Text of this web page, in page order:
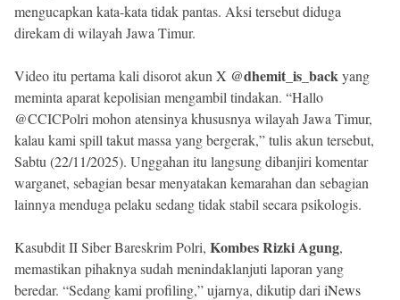
mengucapkan kata-kata tidak pantas. Aksi tersebut diduga
direkam di wilayah Jawa Timur.
Video itu pertama kali disorot akun X @dhemit_is_backyang
meminta aparat kepolisian mengambil tindakan. “Hallo
@CCICPolri mohon atensinya khususnya wilayah Jawa Timur,
kalau kami spill takut massa yang bergerak,” tulis akun tersebut,
Sabtu (22/11/2025). Unggahan itu langsung dibanjiri komentar
warganet, sebagian besar menyatakan kemarahan dan sebagian
lainnya menduga pelaku sedang tidak stabil secara psikologis.
Kasubdit II Siber Bareskrim Polri, Kombes Rizki Agung,
memastikan pihaknya sudah menindaklanjuti laporan yang
beredar. “Sedang kami profiling,” ujarnya, dikutip dari iNews